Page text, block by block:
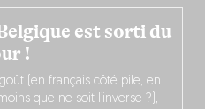
est sorti du
!
(en français côté pile, en
que ne soit l’inverse ?),